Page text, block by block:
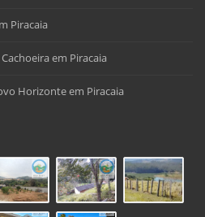
Piracaia
em Piracaia
Horizonte em Piracaia